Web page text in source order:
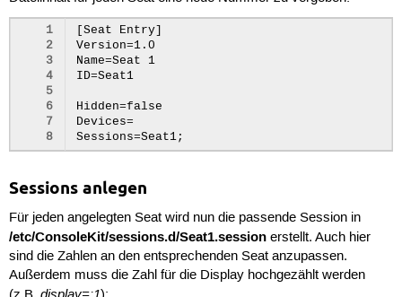
1
2
3
4
5
6
7
8
[Seat Entry]
Version=1.0
Name=Seat 1
ID=Seat1
Hidden=false
Devices=
Sessions anlegen
Für jeden angelegten Seat wird nun die passende Session in
/etc/ConsoleKit/sessions.d/Seat1.sessionerstellt. Auch hier
sind die Zahlen an den entsprechenden Seat anzupassen.
Außerdem muss die Zahl für die Display hochgezählt werden